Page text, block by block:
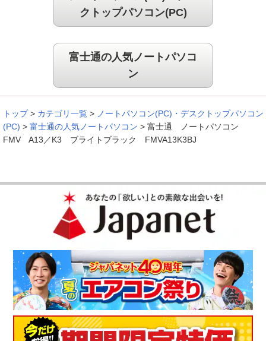
クトップパソコン(PC)
富士通の人気ノートパソコ
ン
トップ > カテゴリ一覧 > ノートパソコン(PC)・デスクトップパソコン
(PC) > 富士通の人気ノートパソコン > 富士通 ノートパソコン
FMV A13／K3 ブライトブラック FMVA13K3BJ